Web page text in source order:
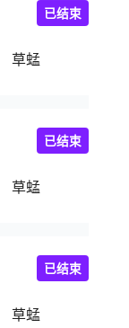
草蜢
已结束
草蜢
已结束
草蜢
已结束